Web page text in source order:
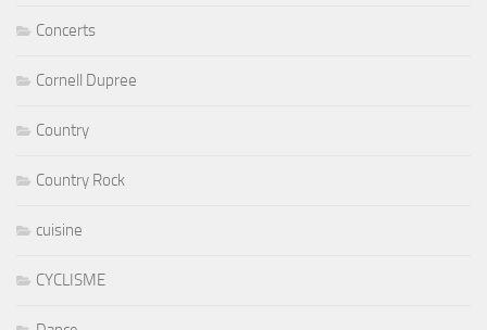
Concerts
Cornell Dupree
Country
Country Rock
cuisine
CYCLISME